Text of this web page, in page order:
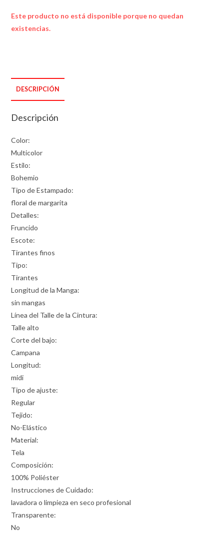
Este producto no está disponible porque no quedan
existencias.
DESCRIPCIÓN
Descripción
Color:
Multicolor
Estilo:
Bohemio
Tipo de Estampado:
floral de margarita
Detalles:
Fruncido
Escote:
Tirantes finos
Tipo:
Tirantes
Longitud de la Manga:
sin mangas
Línea del Talle de la Cintura:
Talle alto
Corte del bajo:
Campana
Longitud:
midi
Tipo de ajuste:
Regular
Tejido:
No-Elástico
Material:
Tela
Composición:
100% Poliéster
Instrucciones de Cuidado:
lavadora o limpieza en seco profesional
Transparente:
No